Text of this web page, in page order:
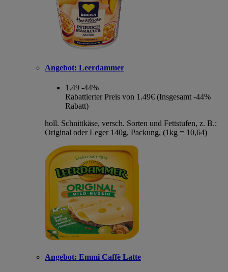
Angebot: Leerdammer
1.49 -44%
Rabattierter Preis von 1.49€ (Insgesamt -44%
Rabatt)
holl. Schnittkäse, versch. Sorten und Fettstufen, z. B.:
Original oder Leger 140g, Packung, (1kg = 10,64)
Angebot: Emmi Caffè Latte